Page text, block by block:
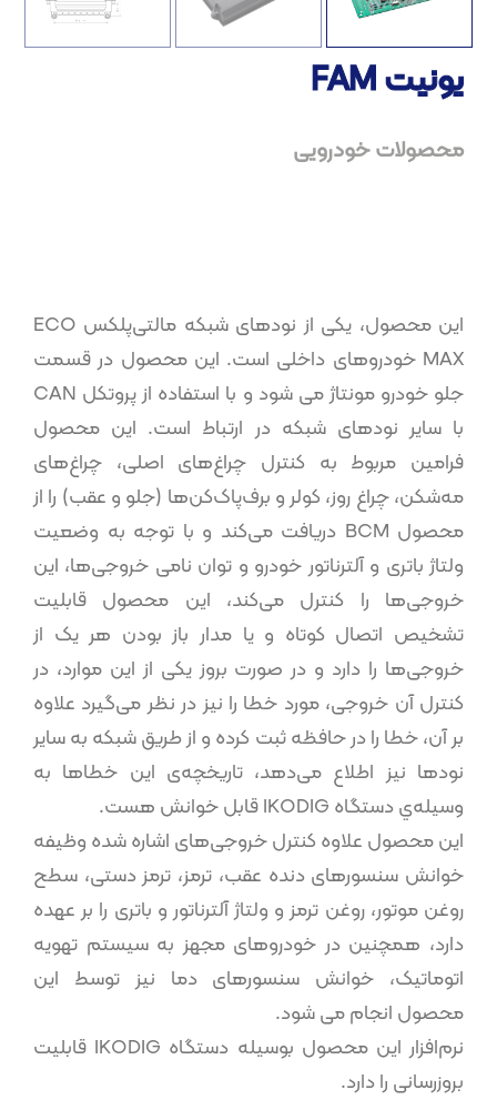
یونیت FAM
محصولات خودرویی
این محصول، یکی از نودهای شبکه مالتی‌پلکس ECO
MAX خودروهای داخلی است. این محصول در قسمت
جلو خودرو مونتاژ می شود و با استفاده از پروتکل CAN
با سایر نود‌های شبکه در ارتباط است. این محصول
فرامین مربوط به کنترل چراغ‌های اصلی، چراغ‌های
مه‌شکن، چراغ روز، کولر و برف‌پاک‌کن‌ها (جلو و عقب) را از
محصول BCM دریافت می‌کند و با توجه به وضعیت
ولتاژ باتری و آلترناتور خودرو و توان نامی خروجی‌ها، این
خروجی‌ها را کنترل می‌کند، این محصول قابلیت
تشخیص اتصال کوتاه و یا مدار باز بودن هر یک از
خروجی‌ها را دارد و در صورت بروز یکی از این موارد، در
کنترل آن خروجی، مورد خطا را نیز در نظر می‌گیرد علاو‌ه
بر آن، خطا را در حافظه ثبت کرده و از طریق شبکه به سایر
نودها نیز اطلاع می‌دهد، تاریخچه‌ی این خطاها به
وسیله‌ي دستگاه IKODIG قابل خوانش هست.
این محصول علاوه کنترل خروجی‌های اشاره شده وظیفه
خوانش سنسورهای دنده عقب، ترمز، ترمز دستی، سطح
روغن موتور، روغن ترمز و ولتاژ آلترناتور و باتری را بر عهده
دارد، همچنین در خودروهای مجهز به سیستم تهویه
اتوماتیک، خوانش سنسورهای دما نیز توسط این
محصول انجام می شود.
نرم‌افزار این محصول بوسیله دستگاه IKODIG قابلیت
بروزرسانی را دارد.